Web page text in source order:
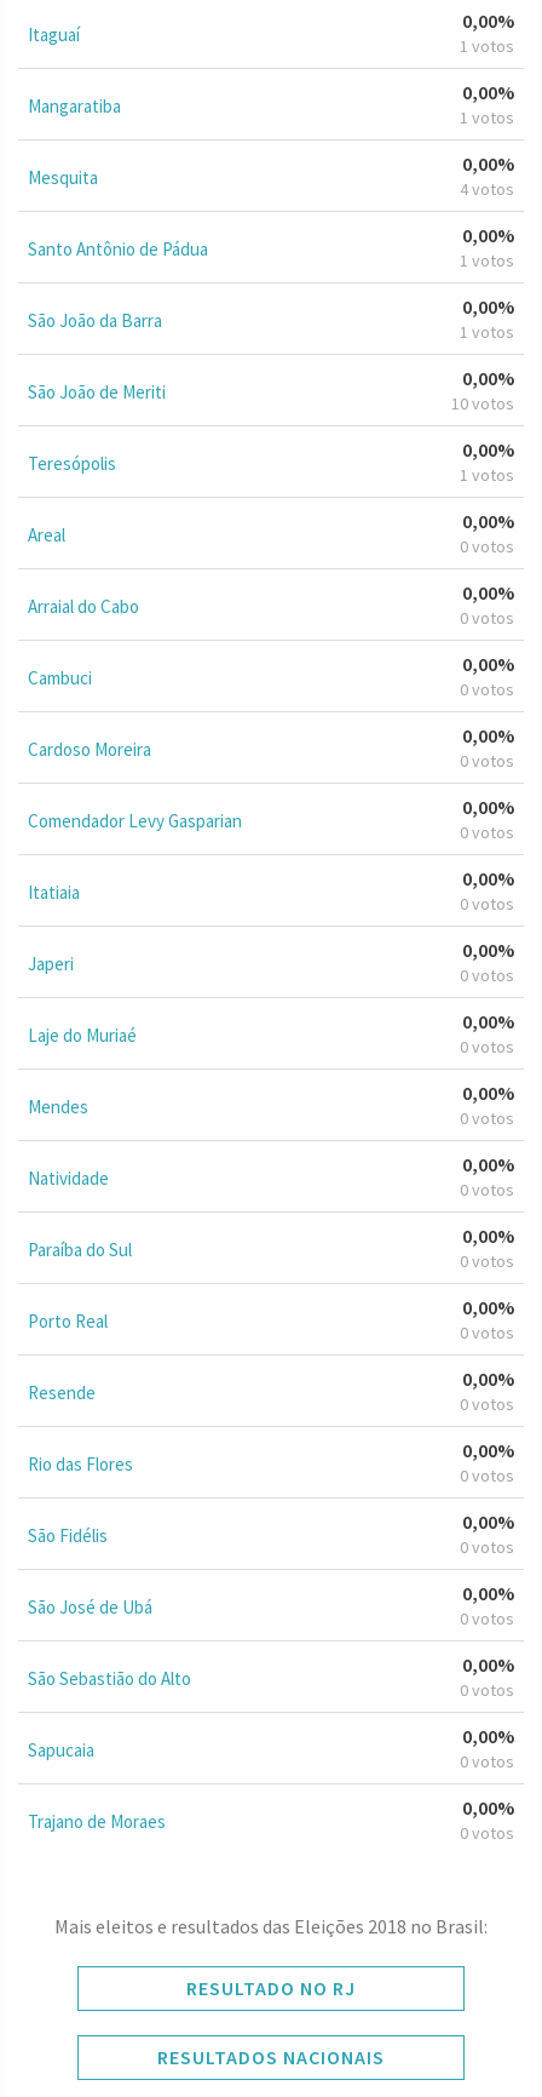
Itaguaí
0,00%
1 votos
Mangaratiba
0,00%
1 votos
Mesquita
0,00%
4 votos
Santo Antônio de Pádua
0,00%
1 votos
São João da Barra
0,00%
1 votos
São João de Meriti
0,00%
10 votos
Teresópolis
0,00%
1 votos
Areal
0,00%
0 votos
Arraial do Cabo
0,00%
0 votos
Cambuci
0,00%
0 votos
Cardoso Moreira
0,00%
0 votos
Comendador Levy Gasparian
0,00%
0 votos
Itatiaia
0,00%
0 votos
Japeri
0,00%
0 votos
Laje do Muriaé
0,00%
0 votos
Mendes
0,00%
0 votos
Natividade
0,00%
0 votos
Paraíba do Sul
0,00%
0 votos
Porto Real
0,00%
0 votos
Resende
0,00%
0 votos
Rio das Flores
0,00%
0 votos
São Fidélis
0,00%
0 votos
São José de Ubá
0,00%
0 votos
São Sebastião do Alto
0,00%
0 votos
Sapucaia
0,00%
0 votos
Trajano de Moraes
0,00%
0 votos
Mais eleitos e resultados das Eleições 2018 no Brasil:
RESULTADO NO RJ
RESULTADOS NACIONAIS